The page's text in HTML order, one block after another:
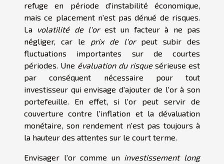
refuge en période d'instabilité économique,
mais ce placement n'est pas dénué de risques.
La volatilité de l'orest un facteur à ne pas
négliger, car le prix de l'orpeut subir des
fluctuations importantes sur de courtes
périodes. Une évaluation du risquesérieuse est
par conséquent nécessaire pour tout
investisseur qui envisage d'ajouter de l'or à son
portefeuille. En effet, si l'or peut servir de
couverture contre l'inflation et la dévaluation
monétaire, son rendement n'est pas toujours à
la hauteur des attentes sur le court terme.
Envisager l'or comme un investissement long